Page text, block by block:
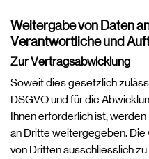
Weitergabe von Daten
Verantwortliche und
Zur Vertragsabwicklung
Soweit dies gesetzlich
DSGVO und für die
Ihnen erforderlich ist,
an Dritte weitergegeben.
von Dritten ausschliesslich